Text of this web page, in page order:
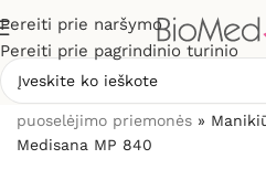
Pereiti prie naršymo
Pereiti prie pagrindinio turinio
puoselėjimo priemonės »
Medisana MP 840